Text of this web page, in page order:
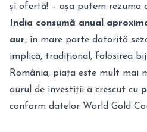
și ofertă! – așa putem rezuma
India consumă anual
aur, în mare parte datorită
implică, tradițional, folosirea
România, piața este mult mai
aurul de investiții a crescut cu
conform datelor World Gold